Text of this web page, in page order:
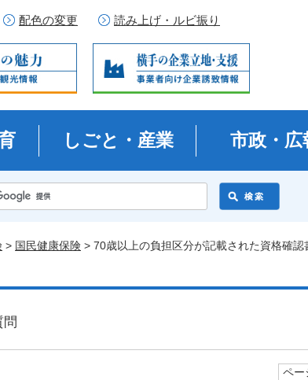
配色の変更 読み上げ・ルビ振り
しごと・産業 市政・広
> 国民健康保険 > 70歳以上の負担区分が記載された資格確認
ペー